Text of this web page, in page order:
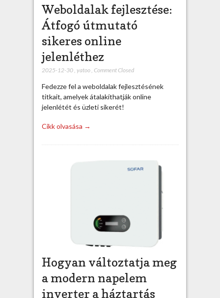
Weboldalak fejlesztése:
Átfogó útmutató
sikeres online
jelenléthez
2025-12-30, yatoo, Comment Closed
Fedezze fel a weboldalak fejlesztésének
titkait, amelyek átalakíthatják online
jelenlétét és üzleti sikerét!
Cikk olvasása →
Hogyan változtatja meg
a modern napelem
inverter a háztartás